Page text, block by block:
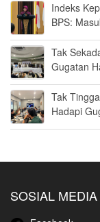
Indeks
BPS:
Tak
Gugatan
Tak
Hadapi
SOSIAL MEDIA